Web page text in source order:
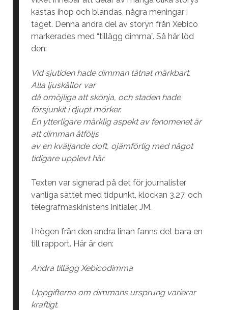
kastas ihop och blandas, några meningar i
taget. Denna andra del av storyn från Xebico
markerades med “tillägg dimma”. Så här löd
den:
Vid sjutiden hade dimman tätnat märkbart.
Alla ljuskällor var
då omöjliga att skönja, och staden hade
försjunkit i djupt mörker.
En ytterligare märklig aspekt av fenomenet är
att dimman åtföljs
av en kväljande doft, ojämförlig med något
tidigare upplevt här.
Texten var signerad på det för journalister
vanliga sättet med tidpunkt, klockan 3.27, och
telegrafmaskinistens initialer, JM.
I högen från den andra linan fanns det bara en
till rapport. Här är den:
Andra tillägg Xebicodimma
Uppgifterna om dimmans ursprung varierar
kraftigt.